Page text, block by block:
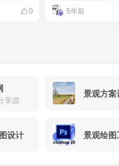
0 5年前
享源
景观方案
设计 景观绘图